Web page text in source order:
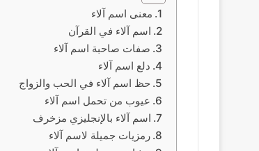
معنى اسم آلاء
اسم آلاء في القرآن
صفات صاحبة اسم آلاء
دلع اسم آلاء
حظ اسم آلاء في الحب والزواج
عيوب من تحمل اسم آلاء
اسم آلاء بالإنجليزي مزخرف
رمزيات جميلة لاسم آلاء